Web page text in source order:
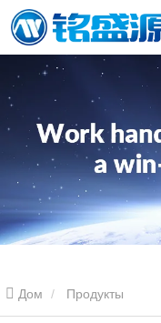
Дом Продукты